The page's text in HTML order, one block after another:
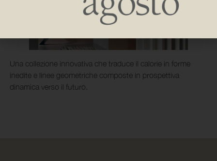
Una collezione innovativa che traduce il calorie in forme
inedite e linee geometriche composte in prospettiva
dinamica verso il futuro.